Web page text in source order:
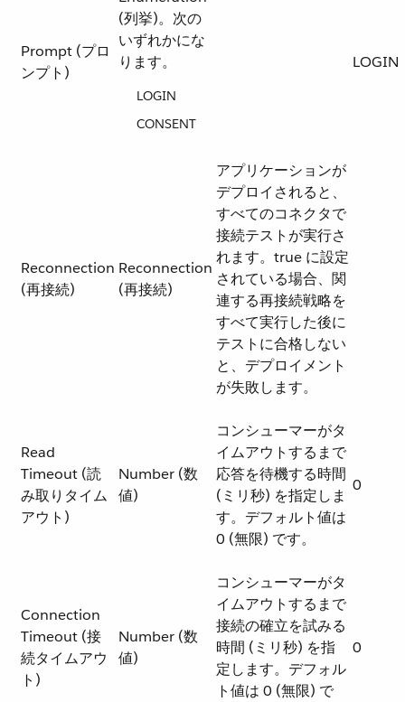
Prompt (プロ
ンプト)
(列挙)。次の
いずれかにな
ります。
LOGIN
CONSENT
LOGIN
Reconnection
(再接続)
Reconnection
(再接続)
アプリケーションが
デプロイされると、
すべてのコネクタで
接続テストが実行さ
れます。true に設定
されている場合、関
連する再接続戦略を
すべて実行した後に
テストに合格しない
と、デプロイメント
が失敗します。
Read
Timeout (読
み取りタイム
アウト)
Number (数
値)
コンシューマーがタ
イムアウトするまで
応答を待機する時間
(ミリ秒) を指定しま
す。デフォルト値は
0 (無限) です。
0
Connection
Timeout (接
続タイムアウ
ト)
Number (数
値)
コンシューマーがタ
イムアウトするまで
接続の確立を試みる
時間 (ミリ秒) を指
定します。デフォル
ト値は 0 (無限) で
0